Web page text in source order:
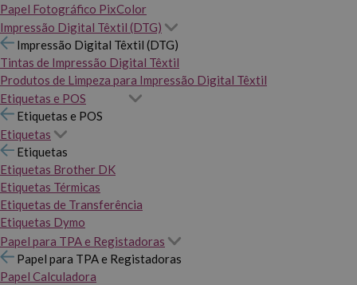
Papel Fotográfico PixColor
Impressão Digital Têxtil (DTG)
Impressão Digital Têxtil (DTG)
Tintas de Impressão Digital Têxtil
Produtos de Limpeza para Impressão Digital Têxtil
Etiquetas e POS
Etiquetas e POS
Etiquetas
Etiquetas
Etiquetas Brother DK
Etiquetas Térmicas
Etiquetas de Transferência
Etiquetas Dymo
Papel para TPA e Registadoras
Papel para TPA e Registadoras
Papel Calculadora